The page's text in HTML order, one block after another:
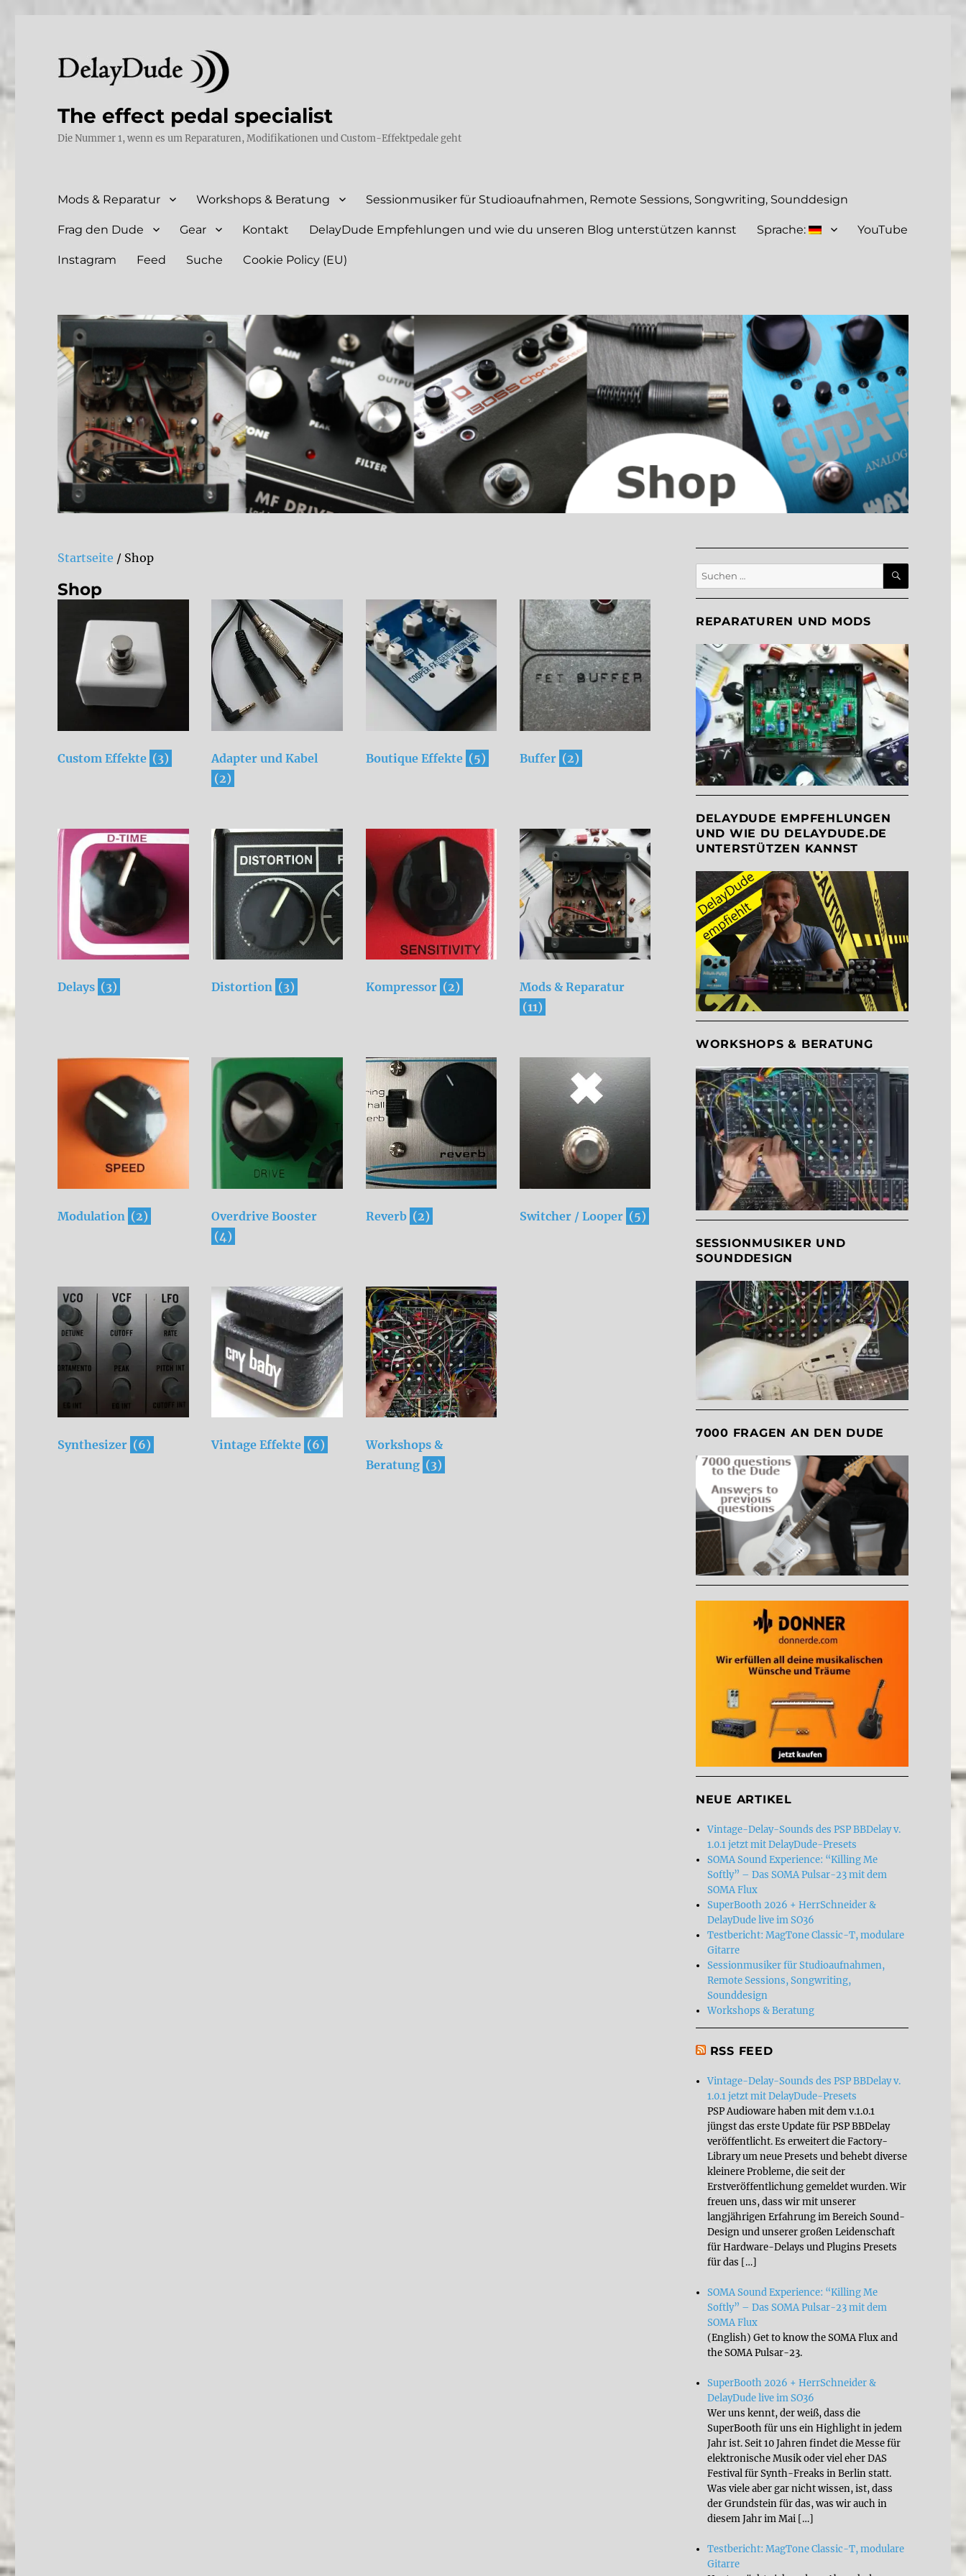
The effect pedal specialist
Die Nummer 1, wenn es um Reparaturen, Modifikationen und Custom-Effektpedale geht
Mods & Reparatur Workshops & Beratung Sessionmusiker für Studioaufnahmen, Remote Sessions, Songwriting, Sounddesign
Frag den Dude Gear Kontakt DelayDude Empfehlungen und wie du unseren Blog unterstützen kannst Sprache: YouTube
Instagram Feed Suche Cookie Policy (EU)
Startseite / Shop
Shop
Custom Effekte (3)
Adapter und Kabel
(2)
Boutique Effekte (5) Buffer (2)
Delays (3) Distortion (3) Kompressor (2)
Mods & Reparatur
(11)
Modulation (2)
Overdrive Booster
(4)
Reverb (2) Switcher / Looper (5)
Synthesizer (6) Vintage Effekte (6)
Workshops &
Beratung (3)
Suche
nach:
SUCHEN
REPARATUREN UND MODS
DELAYDUDE EMPFEHLUNGEN
UND WIE DU DELAYDUDE.DE
UNTERSTÜTZEN KANNST
WORKSHOPS & BERATUNG
SESSIONMUSIKER UND
SOUNDDESIGN
7000 FRAGEN AN DEN DUDE
NEUE ARTIKEL
Vintage-Delay-Sounds des PSP BBDelay v.
1.0.1 jetzt mit DelayDude-Presets
SOMA Sound Experience: “Killing Me
Softly” – Das SOMA Pulsar-23 mit dem
SOMA Flux
SuperBooth 2026 + HerrSchneider &
DelayDude live im SO36
Testbericht: MagTone Classic-T, modulare
Gitarre
Sessionmusiker für Studioaufnahmen,
Remote Sessions, Songwriting,
Sounddesign
Workshops & Beratung
RSS FEED
Vintage-Delay-Sounds des PSP BBDelay v.
1.0.1 jetzt mit DelayDude-Presets
PSP Audioware haben mit dem v.1.0.1
jüngst das erste Update für PSP BBDelay
veröffentlicht. Es erweitert die Factory-
Library um neue Presets und behebt diverse
kleinere Probleme, die seit der
Erstveröffentlichung gemeldet wurden. Wir
freuen uns, dass wir mit unserer
langjährigen Erfahrung im Bereich Sound-
Design und unserer großen Leidenschaft
für Hardware-Delays und Plugins Presets
für das […]
SOMA Sound Experience: “Killing Me
Softly” – Das SOMA Pulsar-23 mit dem
SOMA Flux
(English) Get to know the SOMA Flux and
the SOMA Pulsar-23.
SuperBooth 2026 + HerrSchneider &
DelayDude live im SO36
Wer uns kennt, der weiß, dass die
SuperBooth für uns ein Highlight in jedem
Jahr ist. Seit 10 Jahren findet die Messe für
elektronische Musik oder viel eher DAS
Festival für Synth-Freaks in Berlin statt.
Was viele aber gar nicht wissen, ist, dass
der Grundstein für das, was wir auch in
diesem Jahr im Mai […]
Testbericht: MagTone Classic-T, modulare
Gitarre